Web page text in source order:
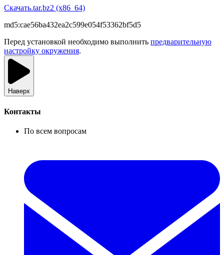
Скачать.tar.bz2 (x86_64)
md5:cae56ba432ea2c599e054f53362bf5d5
Перед установкой необходимо выполнить предварительную
настройку окружения.
Наверх
Контакты
По всем вопросам